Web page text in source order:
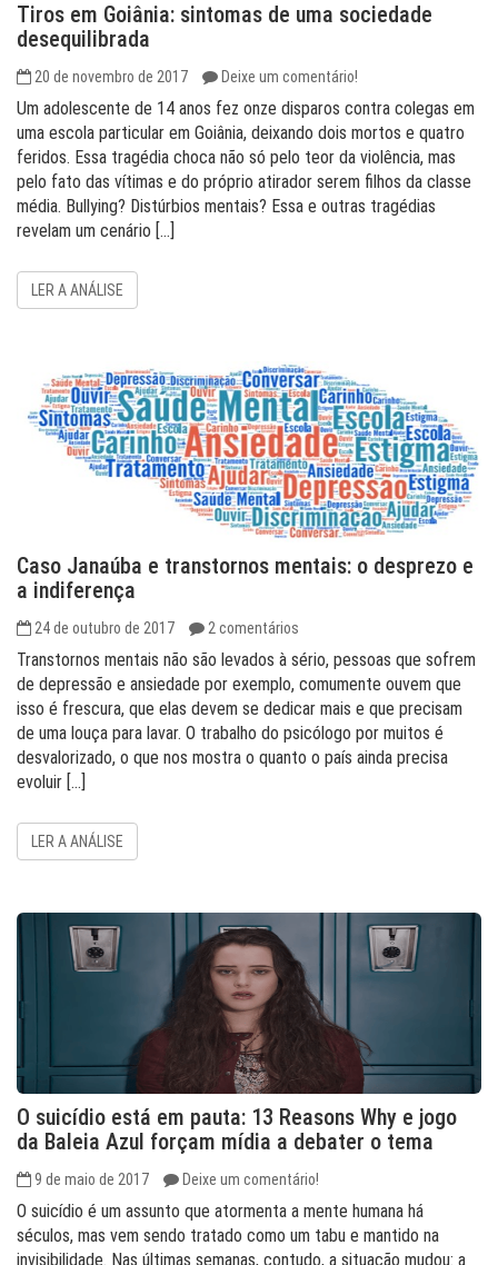
Tiros em Goiânia: sintomas de uma sociedade
desequilibrada
20 de novembro de 2017 Deixe um comentário!
Um adolescente de 14 anos fez onze disparos contra colegas em
uma escola particular em Goiânia, deixando dois mortos e quatro
feridos. Essa tragédia choca não só pelo teor da violência, mas
pelo fato das vítimas e do próprio atirador serem filhos da classe
média. Bullying? Distúrbios mentais? Essa e outras tragédias
revelam um cenário […]
LER A ANÁLISE
Caso Janaúba e transtornos mentais: o desprezo e
a indiferença
24 de outubro de 2017 2 comentários
Transtornos mentais não são levados à sério, pessoas que sofrem
de depressão e ansiedade por exemplo, comumente ouvem que
isso é frescura, que elas devem se dedicar mais e que precisam
de uma louça para lavar. O trabalho do psicólogo por muitos é
desvalorizado, o que nos mostra o quanto o país ainda precisa
evoluir […]
LER A ANÁLISE
O suicídio está em pauta: 13 Reasons Why e jogo
da Baleia Azul forçam mídia a debater o tema
9 de maio de 2017 Deixe um comentário!
O suicídio é um assunto que atormenta a mente humana há
séculos, mas vem sendo tratado como um tabu e mantido na
invisibilidade. Nas últimas semanas, contudo, a situação mudou: a